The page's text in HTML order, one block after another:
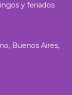
y feriados
Buenos Aires,